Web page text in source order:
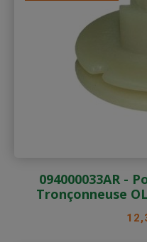
094000033AR -
Tronçonneuse
Prix